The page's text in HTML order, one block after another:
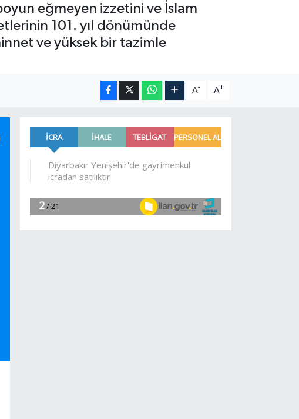
eğmeyen izzetini ve İslam
101. yıl dönümünde
ve yüksek bir tazimle
A- A+